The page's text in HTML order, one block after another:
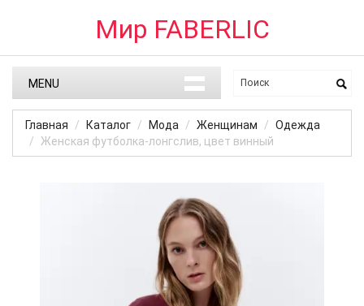
Мир FABERLIC
MENU
Главная Каталог Мода Женщинам
Одежда
Женская футболка-лонгслив, цвет винный